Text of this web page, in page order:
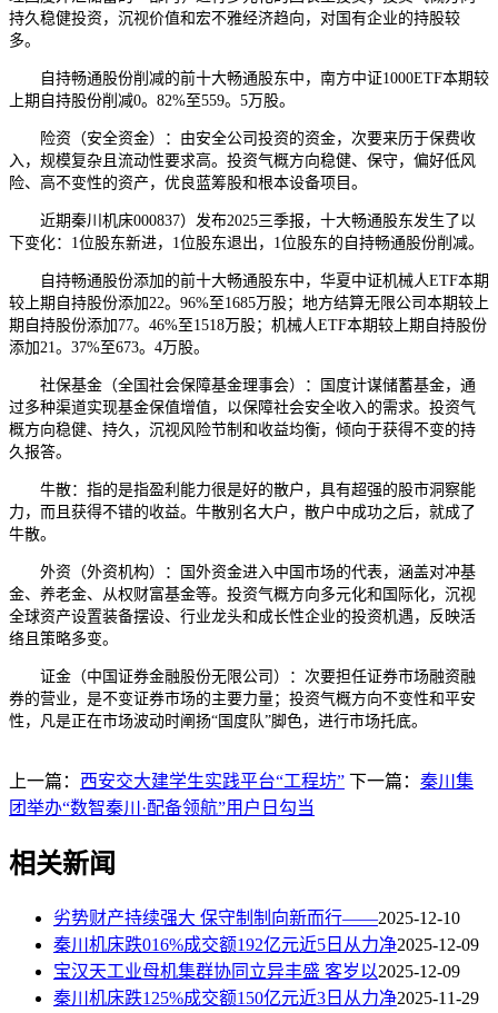
持久稳健投资，沉视价值和宏不雅经济趋向，对国有企业的持股较
多。
自持畅通股份削减的前十大畅通股东中，南方中证1000ETF本期较
上期自持股份削减0。82%至559。5万股。
险资（安全资金）：由安全公司投资的资金，次要来历于保费收
入，规模复杂且流动性要求高。投资气概方向稳健、保守，偏好低风
险、高不变性的资产，优良蓝筹股和根本设备项目。
近期秦川机床000837）发布2025三季报，十大畅通股东发生了以
下变化：1位股东新进，1位股东退出，1位股东的自持畅通股份削减。
自持畅通股份添加的前十大畅通股东中，华夏中证机械人ETF本期
较上期自持股份添加22。96%至1685万股；地方结算无限公司本期较上
期自持股份添加77。46%至1518万股；机械人ETF本期较上期自持股份
添加21。37%至673。4万股。
社保基金（全国社会保障基金理事会）：国度计谋储蓄基金，通
过多种渠道实现基金保值增值，以保障社会安全收入的需求。投资气
概方向稳健、持久，沉视风险节制和收益均衡，倾向于获得不变的持
久报答。
牛散：指的是指盈利能力很是好的散户，具有超强的股市洞察能
力，而且获得不错的收益。牛散别名大户，散户中成功之后，就成了
牛散。
外资（外资机构）：国外资金进入中国市场的代表，涵盖对冲基
金、养老金、从权财富基金等。投资气概方向多元化和国际化，沉视
全球资产设置装备摆设、行业龙头和成长性企业的投资机遇，反映活
络且策略多变。
证金（中国证券金融股份无限公司）：次要担任证券市场融资融
券的营业，是不变证券市场的主要力量；投资气概方向不变性和平安
性，凡是正在市场波动时阐扬“国度队”脚色，进行市场托底。
上一篇： 西安交大建学生实践平台“工程坊” 下一篇： 秦川集
团举办“数智秦川·配备领航”用户日勾当
相关新闻
劣势财产持续强大 保守制制向新而行——2025-12-10
秦川机床跌016%成交额192亿元近5日从力净2025-12-09
宝汉天工业母机集群协同立异丰盛 客岁以2025-12-09
秦川机床跌125%成交额150亿元近3日从力净2025-11-29